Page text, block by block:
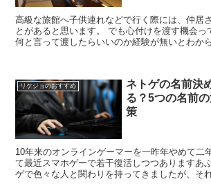
高級な旅館へ子供連れなどで行く際には、仲居
とがあると思います。 でも心付けを渡す機会っ
何と言って渡したらいいのか経験が無いとわか
リケジョのおすすめ
ネトゲの名前決
る？5つの名前
策
10年来のオンラインゲーマーを一昨年やめて二
て最近スマホゲーで若干復活しつつありますあ
ゲで色々な人と関わりを持ってきましたが、そ